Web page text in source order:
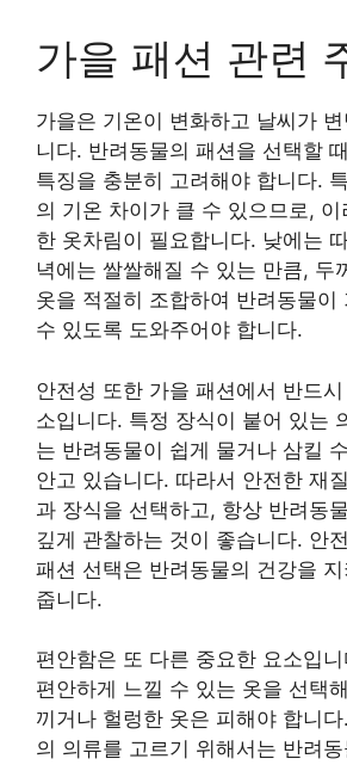
가을 패션 관련
가을은 기온이 변화하고 날씨가
니다. 반려동물의 패션을 선택할
특징을 충분히 고려해야 합니다.
의 기온 차이가 클 수 있으므로, 이
한 옷차림이 필요합니다. 낮에는
녁에는 쌀쌀해질 수 있는 만큼, 두
옷을 적절히 조합하여 반려동물이
수 있도록 도와주어야 합니다.
안전성 또한 가을 패션에서 반드
소입니다. 특정 장식이 붙어 있는
는 반려동물이 쉽게 물거나 삼킬
안고 있습니다. 따라서 안전한 재
과 장식을 선택하고, 항상 반려동
깊게 관찰하는 것이 좋습니다. 안
패션 선택은 반려동물의 건강을
줍니다.
편안함은 또 다른 중요한 요소입
편안하게 느낄 수 있는 옷을 선택
끼거나 헐렁한 옷은 피해야 합니
의 의류를 고르기 위해서는 반려